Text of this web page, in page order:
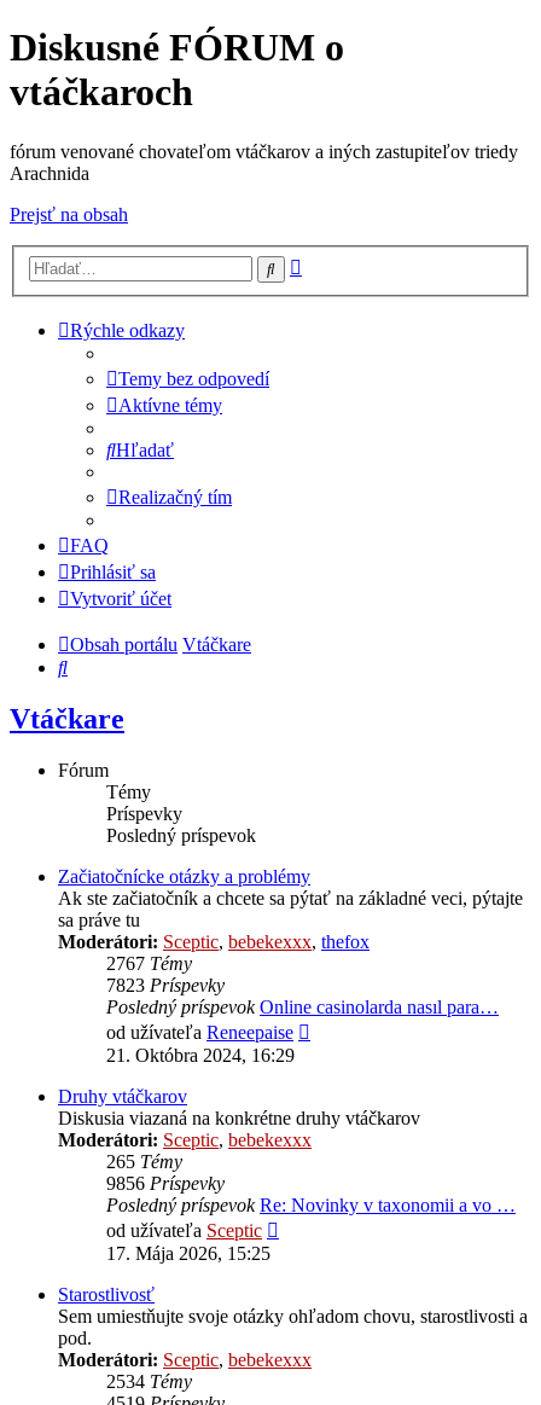
Diskusné FÓRUM o
vtáčkaroch
fórum venované chovateľom vtáčkarov a iných zastupiteľov triedy
Arachnida
Prejsť na obsah
Hľadať
Rýchle odkazy
Temy bez odpovedí
Aktívne témy
Hľadať
Realizačný tím
FAQ
Prihlásiť sa
Vytvoriť účet
Obsah portálu Vtáčkare
Hľadať
Vtáčkare
Fórum
Témy
Príspevky
Posledný príspevok
Začiatočnícke otázky a problémy
Ak ste začiatočník a chcete sa pýtať na základné veci, pýtajte
sa práve tu
Moderátori: Sceptic, bebekexxx, thefox
2767 Témy
7823 Príspevky
Posledný príspevok Online casinolarda nasıl para…
od užívateľa Reneepaise
21. Októbra 2024, 16:29
Druhy vtáčkarov
Diskusia viazaná na konkrétne druhy vtáčkarov
Moderátori: Sceptic, bebekexxx
265 Témy
9856 Príspevky
Posledný príspevok Re: Novinky v taxonomii a vo …
od užívateľa Sceptic
17. Mája 2026, 15:25
Starostlivosť
Sem umiestňujte svoje otázky ohľadom chovu, starostlivosti a
pod.
Moderátori: Sceptic, bebekexxx
2534 Témy